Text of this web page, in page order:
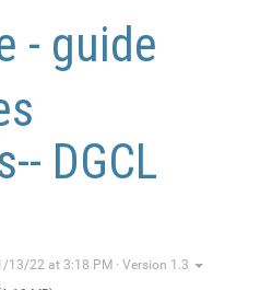
- guide
DGCL
13/22 at 3:18 PM · Version 1.3